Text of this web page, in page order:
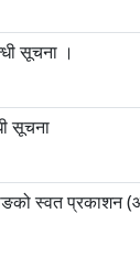
सूचना ।
सूचना
स्वत